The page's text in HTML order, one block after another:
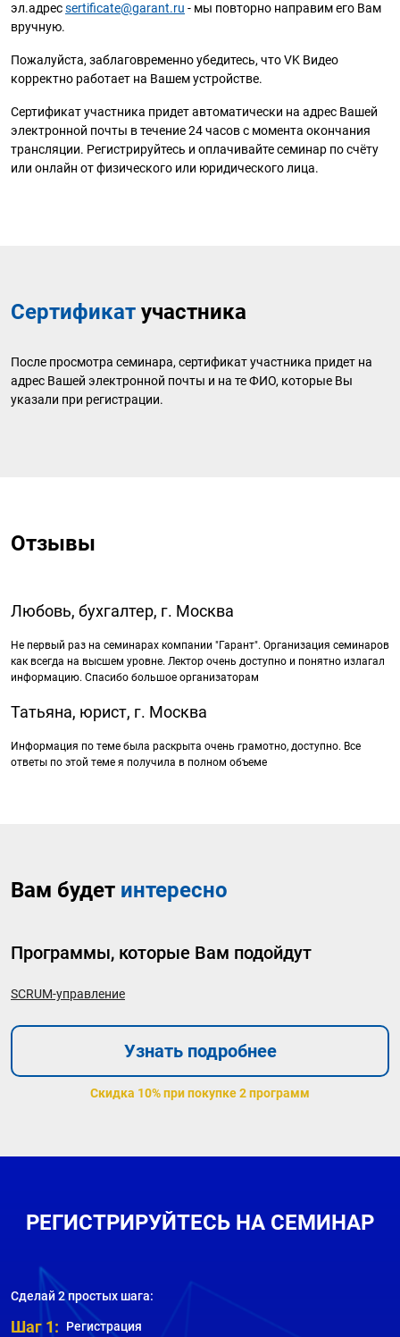
эл.адресsertificate@garant.ru - мы повторно направим его Вам
вручную.
Пожалуйста, заблаговременно убедитесь, что VK Видео
корректно работает на Вашем устройстве.
Сертификат участника придет автоматически на адрес Вашей
электронной почты в течение 24 часов с момента окончания
трансляции. Регистрируйтесь и оплачивайте семинар по счёту
или онлайн от физического или юридического лица.
Сертификат участника
После просмотра семинара, сертификат участника придет на
адрес Вашей электронной почты и на те ФИО, которые Вы
указали при регистрации.
Отзывы
Любовь, бухгалтер, г. Москва
Не первый раз на семинарах компании "Гарант". Организация семинаров
как всегда на высшем уровне. Лектор очень доступно и понятно излагал
информацию. Спасибо большое организаторам
Татьяна, юрист, г. Москва
Информация по теме была раскрыта очень грамотно, доступно. Все
ответы по этой теме я получила в полном объеме
Вам будет интересно
Программы, которые Вам подойдут
SCRUM-управление
Узнать подробнее
Скидка 10% при покупке 2 программ
РЕГИСТРИРУЙТЕСЬ НА СЕМИНАР
Сделай 2 простых шага:
Шаг 1: Регистрация